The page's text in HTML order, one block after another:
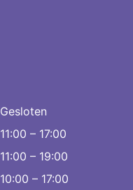
Gesloten
11:00 – 17:00
11:00 – 19:00
10:00 – 17:00